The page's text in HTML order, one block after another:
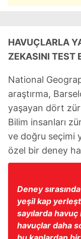
HAVUÇLARLA
ZEKASINI TEST
National
araştırma,
yaşayan dört
Bilim insanları
ve doğru seçimi
özel bir deney
Deney
yeşil kap
sayılarda
havuçlar daha